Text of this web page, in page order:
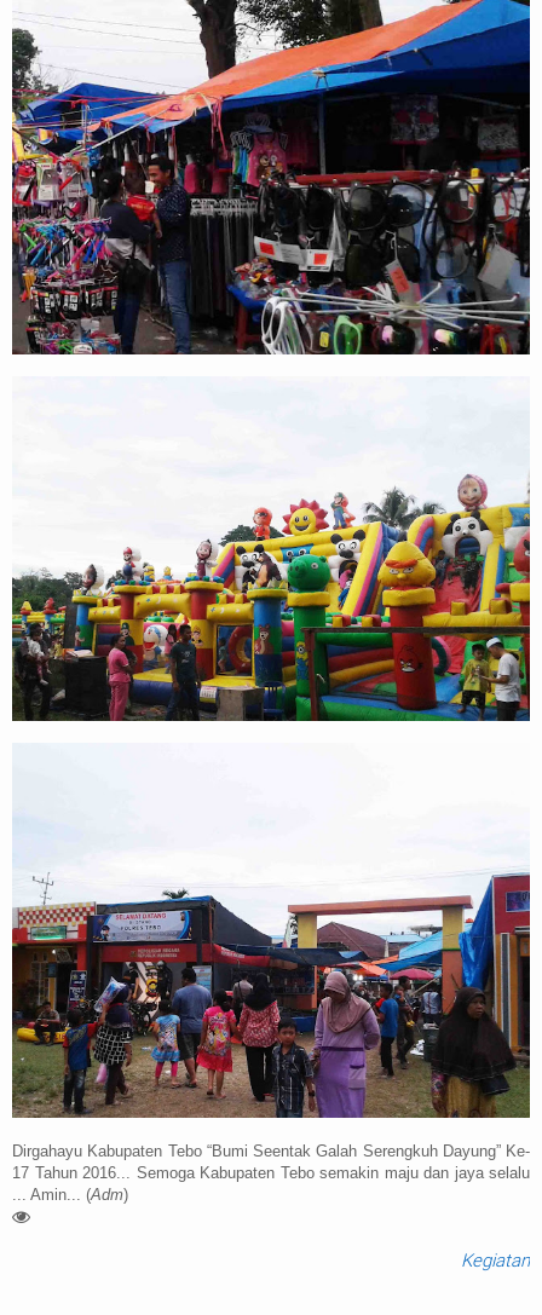
Dirgahayu Kabupaten Tebo “Bumi Seentak Galah Serengkuh Dayung” Ke-
17 Tahun 2016... Semoga Kabupaten Tebo semakin maju dan jaya selalu
... Amin... (Adm)
Kegiatan